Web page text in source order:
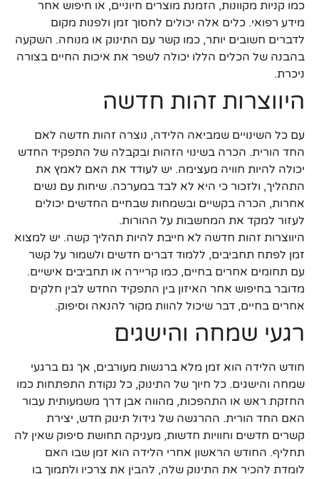
כמו קניות מקוונות, הזמנת מוצרים חיוניים, או חיפוש אחר
מידע רפואי. כלים אלה יכולים לחסוך זמן ולפנות מקום
לדברים חשובים יותר, כמו קשר עם התינוק או מנוחה. השקעה
בהבנה של הכלים הללו יכולה לשפר את איכות החיים בצורה
ניכרת.
היווצרות זהות חדשה
עם כל השינויים שמביאה הלידה, נוצרה זהות חדשה לאם
החד הורית. הכרה בשינוי הזהות ובקבלה של התפקיד החדש
יכולה להיות חוויה מעצימה. יש לעודד את האם לאמץ את
התהליך, ולזכור כי היא לא לבד במערכה. שיחות עם נשים
אחרות, הכרה בקשיים ובשמחות שבחיים החדשים יכולים
לעזור למקד את המחשבות על ההורות.
היווצרות זהות חדשה לא חייבת להיות תהליך קשה. יש למצוא
זמן לפתח תחביבים, ללמוד דברים חדשים ולשמור על קשר
עם תחומים אחרים בחיים, כמו קריירה או תחביבים אישיים.
מדובר בחיפוש אחר האיזון בין התפקיד החדש לבין חלקים
אחרים בחיים, דבר שיכול להוות מקור להנאה וסיפוק.
רגעי שמחה והישגים
חודש הלידה הוא זמן מלא ברגשות מעורבים, אך גם ברגעי
שמחה והישגים. כל חיוך של התינוק, כל נקודת התפתחות כמו
החזקת ראש או התהפכות, מהווה אבן דרך משמעותית עבור
האם החד הורית. ההרגשה של גידול תינוק חדש, יצירת
קשרים חדשים וחוויות חדשות, מעניקה תחושת סיפוק שאין לה
תחליף. החודש הראשון אחרי הלידה הוא זמן שבו האם
לומדת להכיר את התינוק שלה, להבין את צרכיו ולתמוך בו